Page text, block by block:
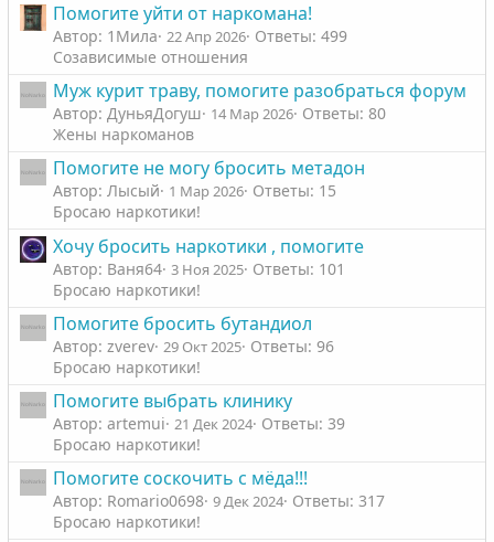
Помогите уйти от наркомана!
Автор: 1Мила 22 Апр 2026 Ответы: 499
Созависимые отношения
Муж курит траву, помогите разобраться форум
Автор: ДуньяДогуш 14 Мар 2026 Ответы: 80
Жены наркоманов
Помогите не могу бросить метадон
Автор: Лысый 1 Мар 2026 Ответы: 15
Бросаю наркотики!
Хочу бросить наркотики , помогите
Автор: Ваня64 3 Ноя 2025 Ответы: 101
Бросаю наркотики!
Помогите бросить бутандиол
Автор: zverev 29 Окт 2025 Ответы: 96
Бросаю наркотики!
Помогите выбрать клинику
Автор: artemui 21 Дек 2024 Ответы: 39
Бросаю наркотики!
Помогите соскочить с мёда!!!
Автор: Romario0698 9 Дек 2024 Ответы: 317
Бросаю наркотики!